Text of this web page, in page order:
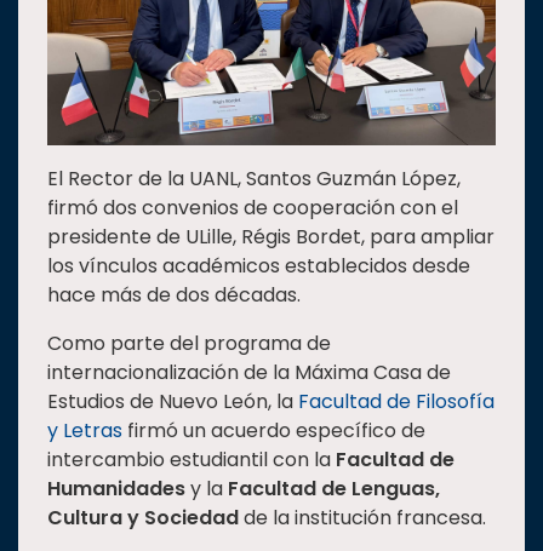
Internacionalización
Responsabilidad
social
Vinculación
Universiada
Nacional
El Rector de la UANL, Santos Guzmán López,
firmó dos convenios de cooperación con el
presidente de ULille, Régis Bordet, para ampliar
los vínculos académicos establecidos desde
hace más de dos décadas.
Como parte del programa de
internacionalización de la Máxima Casa de
Estudios de Nuevo León, la Facultad de Filosofía
y Letras firmó un acuerdo específico de
intercambio estudiantil con la Facultad de
Humanidadesy la Facultad de Lenguas,
Cultura y Sociedadde la institución francesa.